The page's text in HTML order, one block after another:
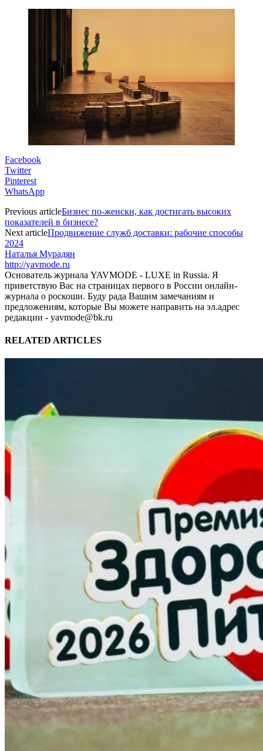
Facebook
Twitter
Pinterest
WhatsApp
Previous articleБизнес по-женски, как достигать высоких
показателей в бизнесе?
Next articleПродвижение служб доставки: рабочие способы
2024
Наталья Мурадян
http://yavmode.ru
Основатель журнала YAVMODE - LUXE in Russia. Я
приветствую Вас на страницах первого в России онлайн-
журнала о роскоши. Буду рада Вашим замечаниям и
предложениям, которые Вы можете направить на эл.адрес
редакции - yavmode@bk.ru
RELATED ARTICLES